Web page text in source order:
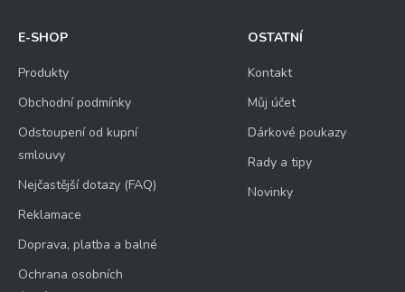
E-SHOP
Produkty
Obchodní podmínky
Odstoupení od kupní
smlouvy
Nejčastější dotazy (FAQ)
Reklamace
Doprava, platba a balné
Ochrana osobních
OSTATNÍ
Kontakt
Můj účet
Dárkové poukazy
Rady a tipy
Novinky